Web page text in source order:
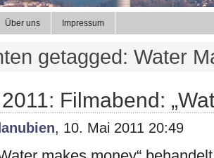
Über uns Impressum
getagged: Water
Filmabend:
, 10. Mai 2011 20:49